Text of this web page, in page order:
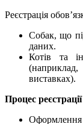
Реєстрація
Собак, що
даних.
Котів та
виставках).
Процес
Оформлення